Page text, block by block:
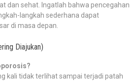
dan sehat. Ingatlah bahwa pencegahan
langkah sederhana dapat
di masa depan.
Diajukan)
kali tidak terlihat sampai terjadi patah